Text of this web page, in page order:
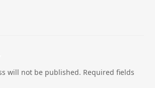
will not be published. Required fields